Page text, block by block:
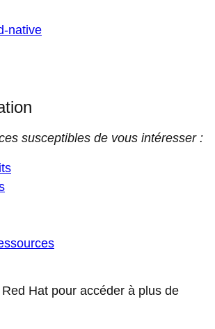
native
susceptibles de vous intéresser :
Hat pour accéder à plus de